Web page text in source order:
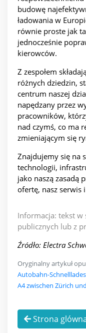
budowę
ładowania w
równie proste jak
jednocześnie
kierowców.
Z zespołem
różnych dziedzin,
centrum naszej
napędzany przez
pracowników,
nad czymś, co ma
zmieniającym się
Znajdujemy się na
technologii,
jako naszą zasadą
ofertę, nasz serwis
Informacja: tekst w
publicznych lub z
Źródło: Electra
Oryginalny artykuł
Autobahn-
A4 zwischen Zürich
Strona